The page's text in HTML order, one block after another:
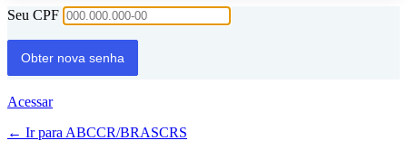
Seu CPF
Acessar
← Ir para ABCCR/BRASCRS